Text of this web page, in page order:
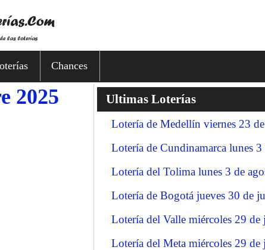
Chances
2025 Ultimas Loterías
Lotería de Medellín viernes 23
Lotería de Cundinamarca lunes
Lotería del Tolima lunes 3 de
Lotería de Bogotá jueves 30 de
Lotería del Valle miércoles 29
Lotería del Meta miércoles 29